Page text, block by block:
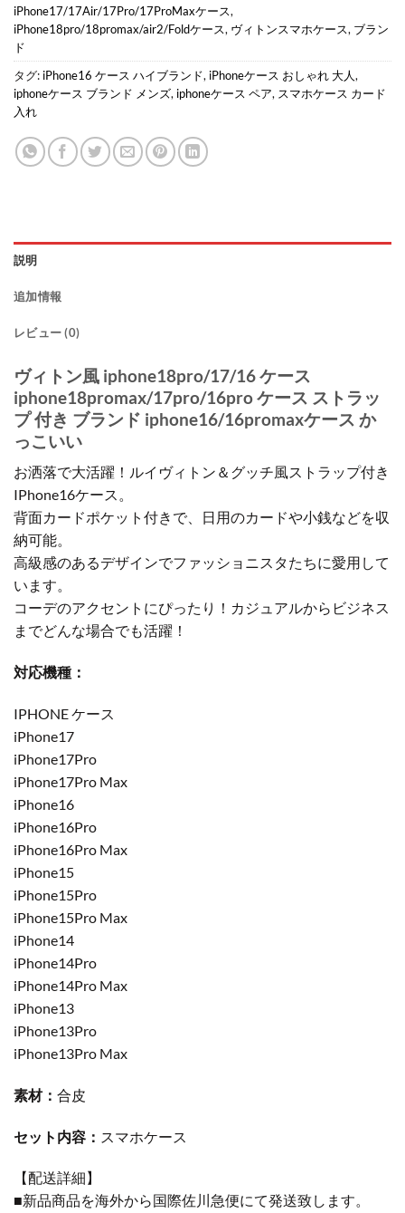
iPhone17/17Air/17Pro/17ProMaxケース,
iPhone18pro/18promax/air2/Foldケース, ヴィトンスマホケース, ブラン
ド
タグ: iPhone16 ケース ハイブランド, iPhoneケース おしゃれ 大人,
iphoneケース ブランド メンズ, iphoneケース ペア, スマホケース カード
入れ
説明
追加情報
レビュー (0)
ヴィトン風 iphone18pro/17/16 ケース
iphone18promax/17pro/16pro ケース ストラッ
プ 付き ブランド iphone16/16promaxケース か
っこいい
お洒落で大活躍！ルイヴィトン＆グッチ風ストラップ付き
IPhone16ケース。
背面カードポケット付きで、日用のカードや小銭などを収
納可能。
高級感のあるデザインでファッショニスタたちに愛用して
います。
コーデのアクセントにぴったり！カジュアルからビジネス
までどんな場合でも活躍！
対応機種：
IPHONE ケース
iPhone17
iPhone17Pro
iPhone17Pro Max
iPhone16
iPhone16Pro
iPhone16Pro Max
iPhone15
iPhone15Pro
iPhone15Pro Max
iPhone14
iPhone14Pro
iPhone14Pro Max
iPhone13
iPhone13Pro
iPhone13Pro Max
素材： 合皮
セット内容： スマホケース
【配送詳細】
■新品商品を海外から国際佐川急便にて発送致します。